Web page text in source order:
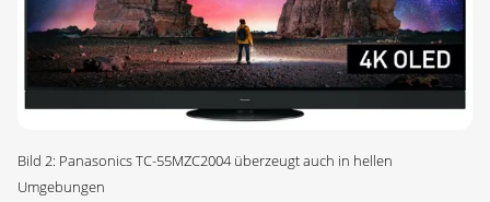
Bild 2: Panasonics TC-55MZC2004 überzeugt auch in hellen
Umgebungen